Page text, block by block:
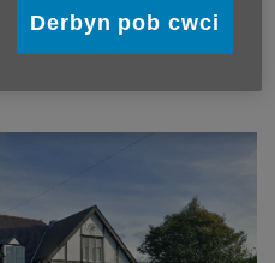
Derbyn pob cwci